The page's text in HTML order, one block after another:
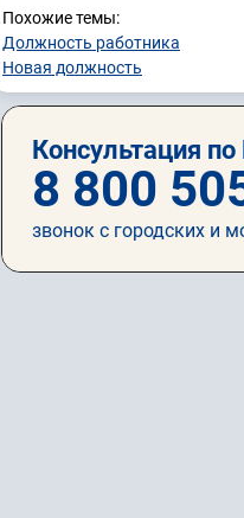
Похожие темы:
Должность работника
Новая должность
Консультация
8 800
звонок с городских и